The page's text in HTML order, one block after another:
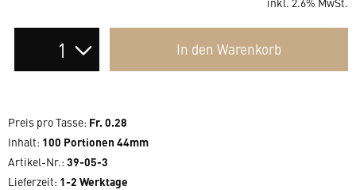
In den Warenkorb
Preis pro Tasse: Fr. 0.28
Inhalt: 100 Portionen 44mm
Artikel-Nr.: 39-05-3
Lieferzeit: 1-2 Werktage